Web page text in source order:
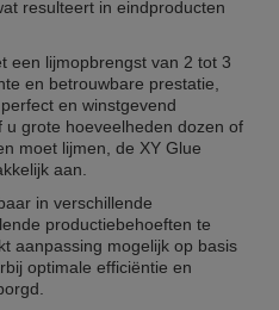
resulteert in eindproducten
een lijmopbrengst van 2 tot 3
en betrouwbare prestatie,
en winstgevend
grote hoeveelheden dozen of
moet lijmen, de XY Glue
aan.
in verschillende
productiebehoeften te
aanpassing mogelijk op basis
optimale efficiëntie en